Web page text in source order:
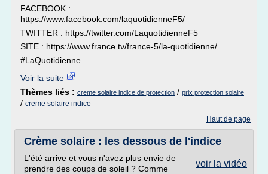
FACEBOOK :
https://www.facebook.com/laquotidienneF5/
TWITTER : https://twitter.com/LaquotidienneF5
SITE : https://www.france.tv/france-5/la-quotidienne/
#LaQuotidienne
Voir la suite
Thèmes liés : creme solaire indice de protection / prix protection solaire
/ creme solaire indice
Haut de page
Crème solaire : les dessous de l'indice
voir la vidéo
L'été arrive et vous n'avez plus envie de
prendre des coups de soleil ? Comme